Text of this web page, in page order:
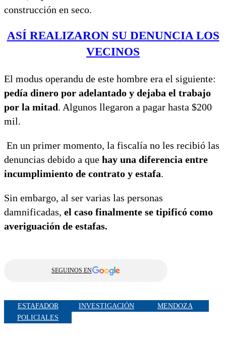
construcción en seco.
ASÍ REALIZARON SU DENUNCIA LOS
VECINOS
El modus operandu de este hombre era el siguiente:
pedía dinero por adelantado y dejaba el trabajo
por la mitad. Algunos llegaron a pagar hasta $200
mil.
En un primer momento, la fiscalía no les recibió las
denuncias debido a que hay una diferencia entre
incumplimiento de contrato y estafa.
Sin embargo, al ser varias las personas
damnificadas, el caso finalmente se tipificó como
averiguación de estafas.
SEGUINOS EN
ESTAFADOR INVESTIGACIÓN
MENDOZA
POLICIALES